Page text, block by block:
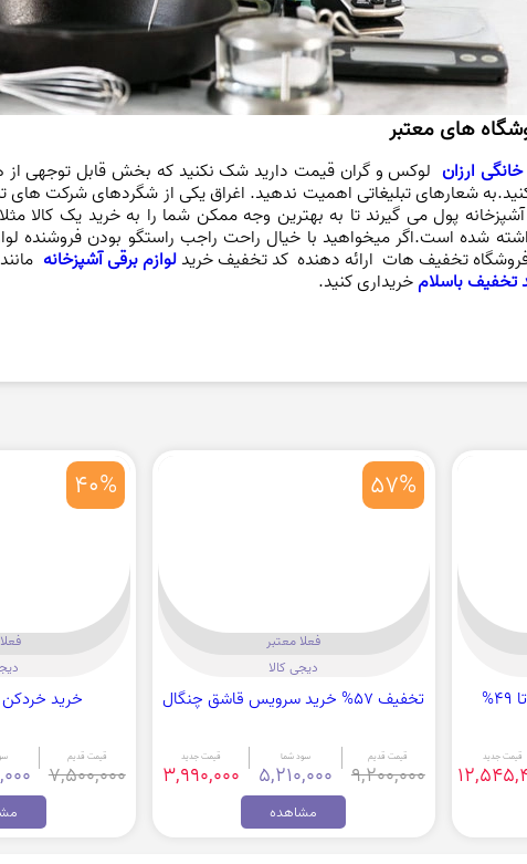
های معتبر
خانگی ارزان لوکس و گران قیمت دارید شک نکنید که بخش قابل توجهی از
کنید.به شعارهای تبلیغاتی اهمیت ندهید. اغراق یکی از شگردهای شرکت های
آشپزخانه پول می گیرند تا به بهترین وجه ممکن شما را به خرید یک کالا
شده است.اگر میخواهید با خیال راحت راجب راستگو بودن فروشنده
تخفیف هات ارائه دهنده کد تخفیف خرید لوازم برقی آشپزخانه
تخفیف باسلام خریداری کنید.
زودپز, بخارپز و لوازم پخت پز تا 49%
قیمت جدید
57%
فعلا معتبر
دیجی کالا
تخفیف 57% خرید سرویس قاشق چنگال
قیمت قدیم
9,200,000
سود شما
5,210,000
قیمت جدید
3,990,000
مشاهده
40%
خرید خردکن با 40%
قیمت قدیم
7,500,000